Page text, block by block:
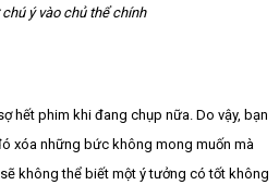
ý vào chủ thể chính
hết phim khi đang chụp nữa. Do vậy, bạn
xóa những bức không mong muốn mà
không thể biết một ý tưởng có tốt không